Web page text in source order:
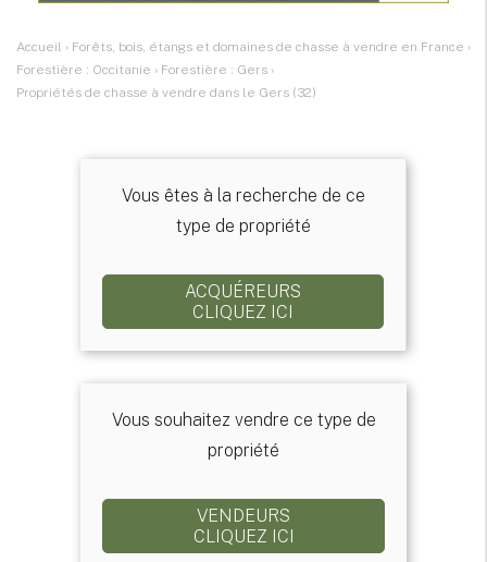
Accueil › Forêts, bois, étangs et domaines de chasse à vendre en France ›
Forestière : Occitanie › Forestière : Gers ›
Propriétés de chasse à vendre dans le Gers (32)
Vous êtes à la recherche de ce
type de propriété
ACQUÉREURS
CLIQUEZ ICI
Vous souhaitez vendre ce type de
propriété
VENDEURS
CLIQUEZ ICI